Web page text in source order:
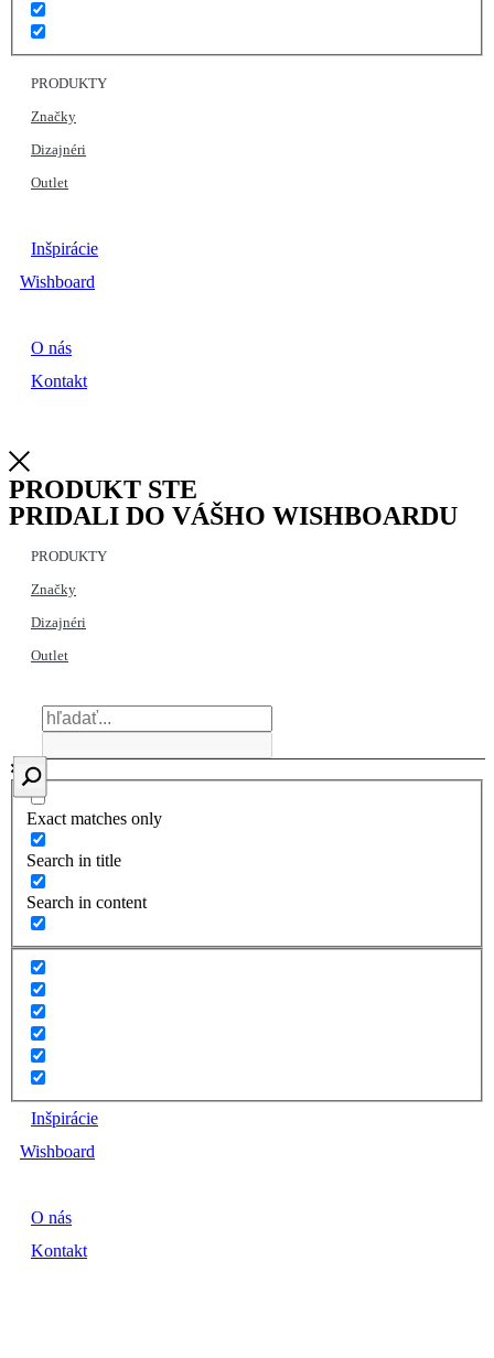
PRODUKTY
Značky
Dizajnéri
Outlet
Inšpirácie
Wishboard
O nás
Kontakt
PRODUKT STE
PRIDALI DO VÁŠHO WISHBOARDU
PRODUKTY
Značky
Dizajnéri
Outlet
Exact matches only
Search in title
Search in content
Inšpirácie
Wishboard
O nás
Kontakt